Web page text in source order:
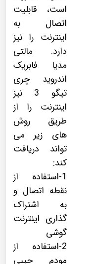
است، قابلیت
اتصال به
اینترنت را نیز
دارد. مالتی
مدیا فابریک
اندروید چری
تیگو 3 نیز
اینترنت را از
طریق روش
های زیر می
تواند دریافت
کند:
1-استفاده از
نقطه اتصال و
به اشتراک
گذاری اینترنت
گوشی
2-استفاده از
مودم جیبی